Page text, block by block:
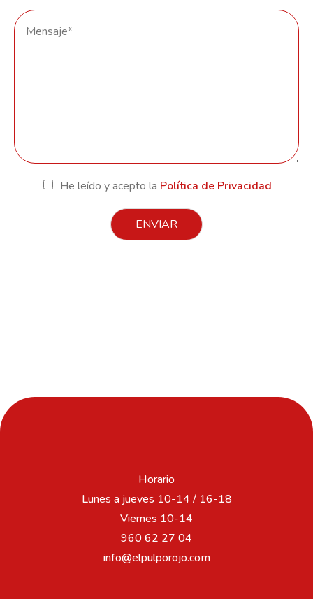
He leído y acepto la Política de Privacidad
ENVIAR
Horario
Lunes a jueves 10-14 / 16-18
Viernes 10-14
960 62 27 04
info@elpulporojo.com